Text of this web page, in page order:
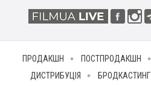
ПРОДАКШН ПОСТПРОДАКШН
ДИСТРИБУЦІЯ
БРОДКАСТИНГ